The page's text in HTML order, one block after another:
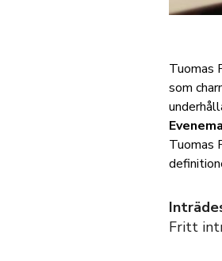
Tuomas
som
Tuomas
Fritt